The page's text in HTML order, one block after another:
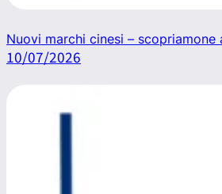
Nuovi marchi cinesi – scopriamone
10/07/2026